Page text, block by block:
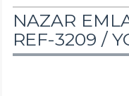
NAZAR
REF-3209 /